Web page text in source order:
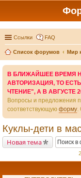
Ссылки FAQ
Список форумов Мир
В БЛИЖАЙШЕЕ ВРЕМЯ
АВТОРИЗАЦИЯ, ТО
ЧТЕНИЕ", А В АВГУСТЕ
Вопросы и предложения
соответствующую форму.
Куклы-дети в
Новая тема